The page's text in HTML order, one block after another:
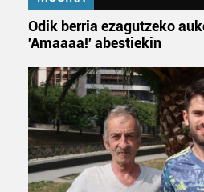
Odik berria ezagutzeko
'Amaaaa!' abestiekin